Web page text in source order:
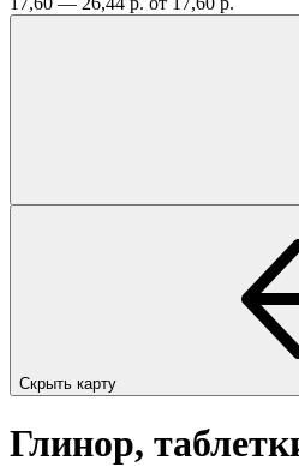
Скрыть карту
Глинор,